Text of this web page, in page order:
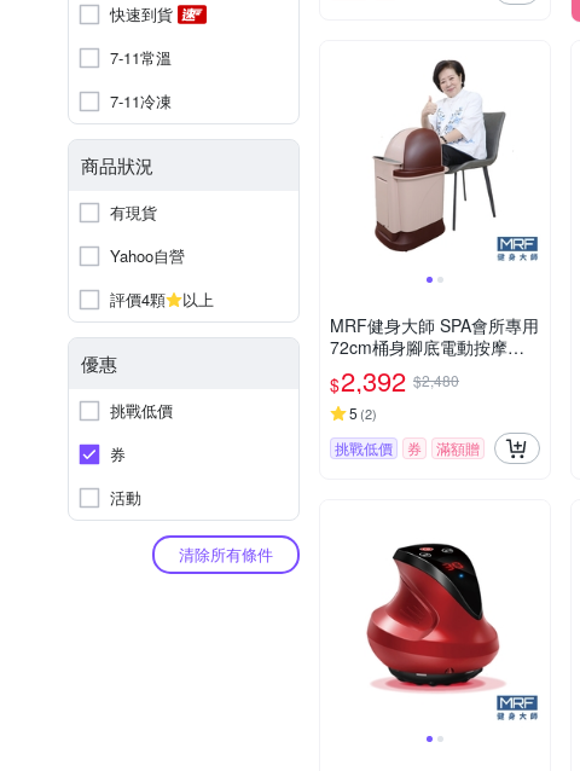
快速到貨
7-11常溫
7-11冷凍
商品狀況
有現貨
Yahoo自營
評價4顆
以上
優惠
挑戰低價
券
活動
清除所有條件
MRF健身大師 SPA會所專用
72cm桶身腳底電動按摩泡
腳機
$2,392 $2,480
5 (2)
挑戰低價 券 滿額贈